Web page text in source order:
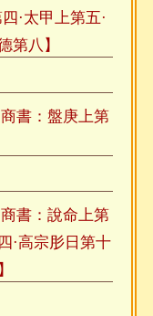
·太甲上第五·
第八】
書：盤庚上第
書：說命上第
·高宗肜日第十